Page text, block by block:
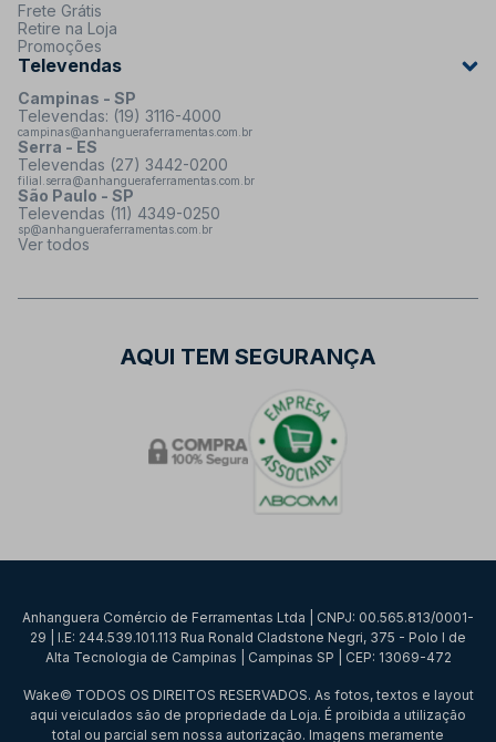
Frete Grátis
Retire na Loja
Promoções
Televendas
Campinas - SP
Televendas: (19) 3116-4000
campinas@anhangueraferramentas.com.br
Serra - ES
Televendas (27) 3442-0200
filial.serra@anhangueraferramentas.com.br
São Paulo - SP
Televendas (11) 4349-0250
sp@anhangueraferramentas.com.br
Ver todos
AQUI TEM SEGURANÇA
Anhanguera Comércio de Ferramentas Ltda | CNPJ: 00.565.813/0001-
29 | I.E: 244.539.101.113 Rua Ronald Cladstone Negri, 375 - Polo I de
Alta Tecnologia de Campinas | Campinas SP | CEP: 13069-472
Wake© TODOS OS DIREITOS RESERVADOS. As fotos, textos e layout
aqui veiculados são de propriedade da Loja. É proibida a utilização
total ou parcial sem nossa autorização. Imagens meramente